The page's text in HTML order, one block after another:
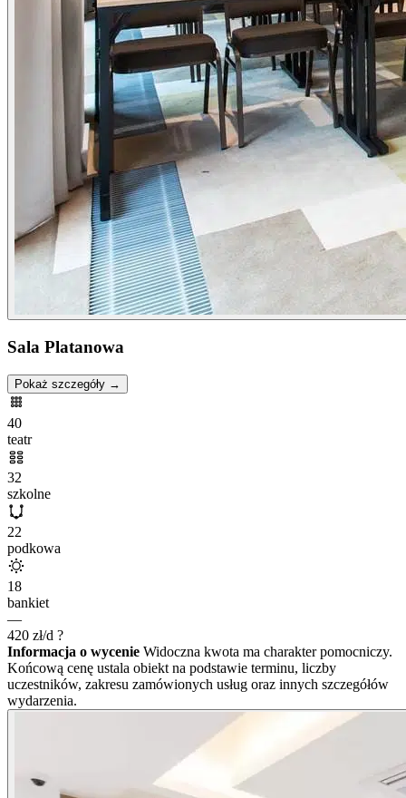
Sala Platanowa
Pokaż szczegóły →
40
teatr
32
szkolne
22
podkowa
18
bankiet
—
420 zł/d ?
Informacja o wycenie Widoczna kwota ma charakter pomocniczy.
Końcową cenę ustala obiekt na podstawie terminu, liczby
uczestników, zakresu zamówionych usług oraz innych szczegółów
wydarzenia.